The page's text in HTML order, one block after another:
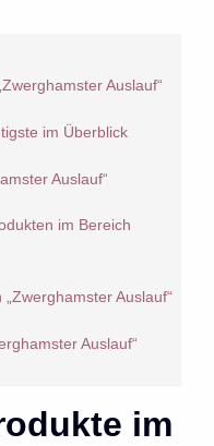
Auslauf“
im Überblick
Auslauf“
im Bereich
Auslauf“
Auslauf“
im